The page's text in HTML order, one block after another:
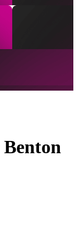
Benton